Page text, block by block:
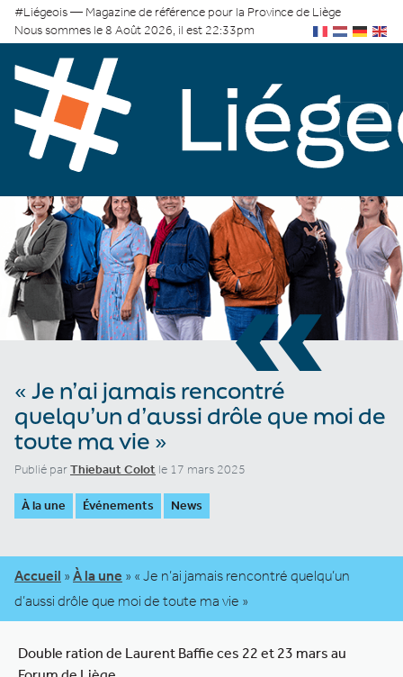
#Liégeois — Magazine de référence pour la Province de Liège
Nous sommes le 8 Août 2026, il est 22:33pm
«
« Je n’ai jamais rencontré
quelqu’un d’aussi drôle que moi de
toute ma vie »
Publié parThiebaut Colot le 17 mars 2025
À la une Événements News
Accueil » À la une » « Je n’ai jamais rencontré quelqu’un
d’aussi drôle que moi de toute ma vie »
Double ration de Laurent Baffie ces 22 et 23 mars au